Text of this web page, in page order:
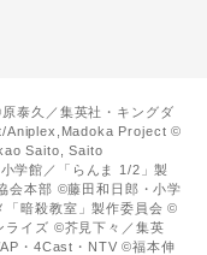
泰久／集英社・キングダ
Aniplex,Madoka Project ©
Saito, Saito
学館／「らんま 1/2」製
会本部 ©藤田和日郎・小学
「暗殺教室」製作委員会 ©
ライズ ©芥見下々／集英
・4Cast・NTV ©福本伸